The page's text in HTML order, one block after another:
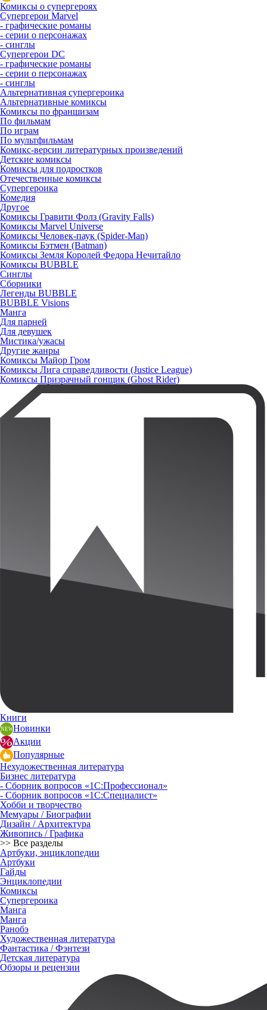
Комиксы о супергероях
Супергерои Marvel
- графические романы
- серии о персонажах
- синглы
Супергерои DC
- графические романы
- серии о персонажах
- синглы
Альтернативная супергероика
Альтернативные комиксы
Комиксы по франшизам
По фильмам
По играм
По мультфильмам
Комикс-версии литературных произведений
Детские комиксы
Комиксы для подростков
Отечественные комиксы
Супергероика
Комедия
Другое
Комиксы Гравити Фолз (Gravity Falls)
Комиксы Marvel Universe
Комиксы Человек-паук (Spider-Man)
Комиксы Бэтмен (Batman)
Комиксы Земля Королей Федора Нечитайло
Комиксы BUBBLE
Синглы
Сборники
Легенды BUBBLE
BUBBLE Visions
Манга
Для парней
Для девушек
Мистика/ужасы
Другие жанры
Комиксы Майор Гром
Комиксы Лига справедливости (Justice League)
Комиксы Призрачный гонщик (Ghost Rider)
Книги
Новинки
Акции
Популярные
Нехудожественная литература
Бизнес литература
- Сборник вопросов «1С:Профессионал»
- Сборник вопросов «1С:Специалист»
Хобби и творчество
Мемуары / Биографии
Дизайн / Архитектура
Живопись / Графика
>> Все разделы
Артбуки, энциклопедии
Артбуки
Гайды
Энциклопедии
Комиксы
Супергероика
Манга
Манга
Ранобэ
Художественная литература
Фантастика / Фэнтези
Детская литература
Обзоры и рецензии